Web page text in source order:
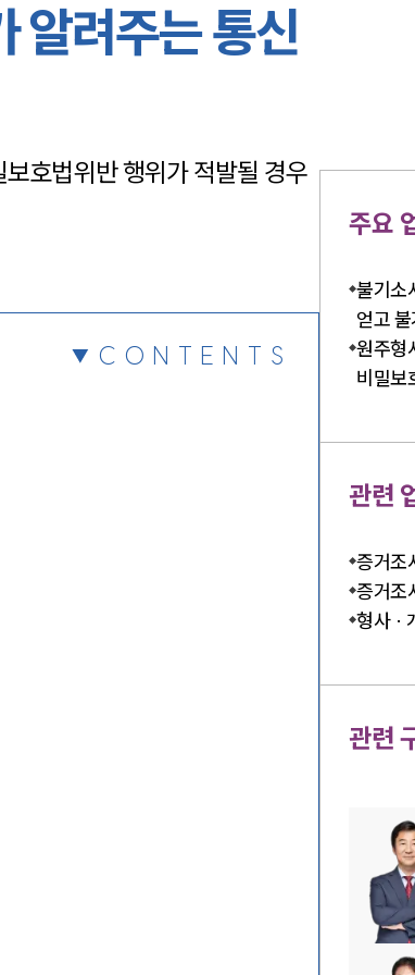
채용정보
알려주는 통신
호법위반 행위가 적발될 경우
CONTENTS
주요
불기소
얻고
원주형
비밀보
관련
증거조
증거조
형사 ·
관련